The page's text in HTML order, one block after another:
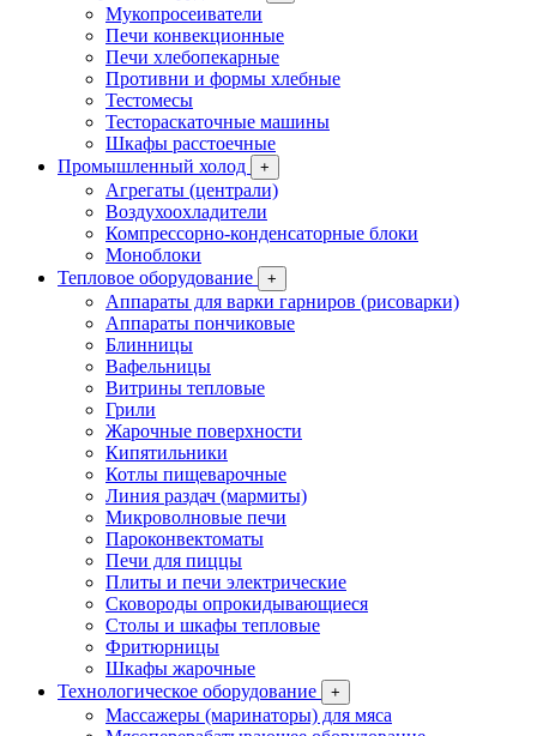
Мукопросеиватели
Печи конвекционные
Печи хлебопекарные
Противни и формы хлебные
Тестомесы
Тестораскаточные машины
Шкафы расстоечные
Промышленный холод
+
Агрегаты (централи)
Воздухоохладители
Компрессорно-конденсаторные блоки
Моноблоки
Тепловое оборудование
+
Аппараты для варки гарниров (рисоварки)
Аппараты пончиковые
Блинницы
Вафельницы
Витрины тепловые
Грили
Жарочные поверхности
Кипятильники
Котлы пищеварочные
Линия раздач (мармиты)
Микроволновые печи
Пароконвектоматы
Печи для пиццы
Плиты и печи электрические
Сковороды опрокидывающиеся
Столы и шкафы тепловые
Фритюрницы
Шкафы жарочные
Технологическое оборудование
+
Массажеры (маринаторы) для мяса